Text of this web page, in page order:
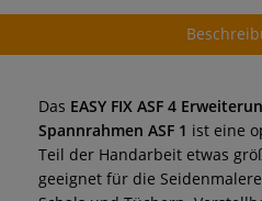
Das EASY FIX ASF 4
Spannrahmen ASF 1 ist eine
Teil der Handarbeit etwas
geeignet für die